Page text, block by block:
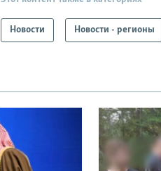
Новости Новости - регионы